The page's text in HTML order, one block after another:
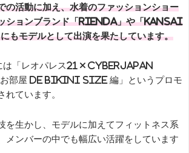
の活動に加え、水着のファッションショー
ションブランド「rienda」や「KANSAI
もモデルとして出演を果たしています。
「レオパレス21 × CYBERJAPAN
お部屋 de BIKINI SIZE 編」というプロモ
れています。
を生かし、モデルに加えてフィットネス系
メンバーの中でも幅広い活躍をしています